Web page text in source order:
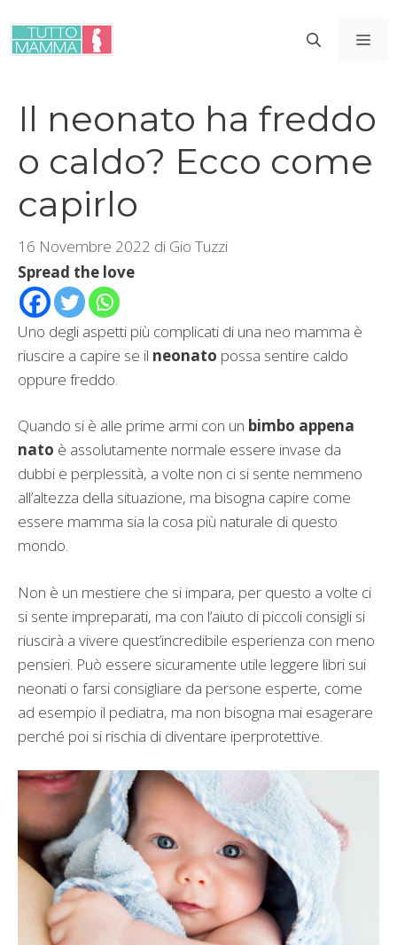
contenuto
Il neonato ha freddo
o caldo? Ecco come
capirlo
16 Novembre 2022 di Gio Tuzzi
Spread the love
Uno degli aspetti più complicati di una neo mamma è
riuscire a capire se il neonato possa sentire caldo
oppure freddo.
Quando si è alle prime armi con un bimbo appena
nato è assolutamente normale essere invase da
dubbi e perplessità, a volte non ci si sente nemmeno
all’altezza della situazione, ma bisogna capire come
essere mamma sia la cosa più naturale di questo
mondo.
Non è un mestiere che si impara, per questo a volte ci
si sente impreparati, ma con l’aiuto di piccoli consigli si
riuscirà a vivere quest’incredibile esperienza con meno
pensieri. Può essere sicuramente utile leggere libri sui
neonati o farsi consigliare da persone esperte, come
ad esempio il pediatra, ma non bisogna mai esagerare
perché poi si rischia di diventare iperprotettive.